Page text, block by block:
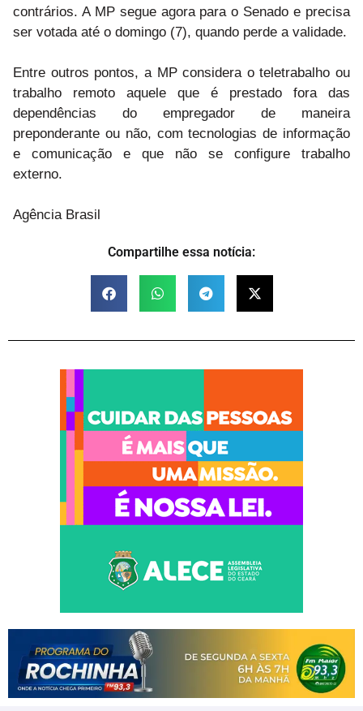
contrários. A MP segue agora para o Senado e precisa
ser votada até o domingo (7), quando perde a validade.
Entre outros pontos, a MP considera o teletrabalho ou
trabalho remoto aquele que é prestado fora das
dependências do empregador de maneira
preponderante ou não, com tecnologias de informação
e comunicação e que não se configure trabalho
externo.
Agência Brasil
Compartilhe essa notícia: